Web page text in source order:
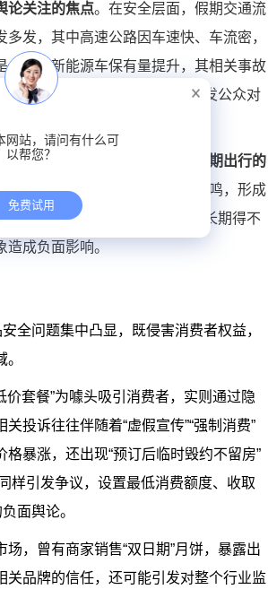
论关注的焦点。在安全层面，假期交通流
发，其中高速公路因车速快、车流密，
随着新能源车保有量提升，其相关事故
会突破“单一事故”的范畴，引发公众对
间过长等问题，也逐渐成为假期出行的
享后，极易引发其他车主的共鸣，形成
系的关注与讨论，这些问题若长期得不
成负面影响。
全问题集中凸显，既侵害消费者权益，
价套餐”为噱头吸引消费者，实则通过隐
投诉往往伴随着“虚假宣传”“强制消费”
暴涨，还出现“预订后临时毁约不留房”
样引发争议，设置最低消费额度、收取
面舆论。
，曾有商家销售“双日期”月饼，暴露出
品牌的信任，还可能引发对整个行业监
网站，请问有什么可
以帮您？
免费试用